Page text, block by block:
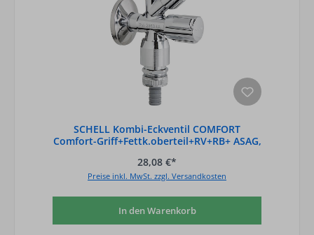
SCHELL Kombi-Eckventil COMFORT
Comfort-Griff+Fettk.oberteil+RV+RB+ ASAG,
28,08 €*
Preise inkl. MwSt. zzgl. Versandkosten
In den Warenkorb